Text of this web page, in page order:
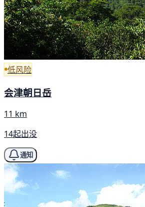
低风险
会津朝日岳
11 km
14起出没
通知